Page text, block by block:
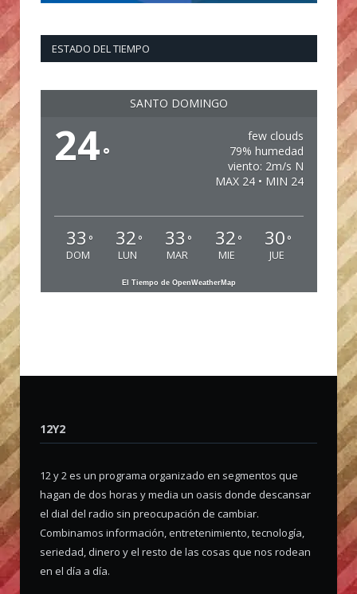
ESTADO DEL TIEMPO
SANTO DOMINGO
24°
few clouds
79% humedad
viento: 2m/s N
MAX 24 • MIN 24
33 °
DOM
32 °
LUN
33 °
MAR
32 °
MIE
30 °
JUE
El Tiempo de OpenWeatherMap
12Y2
12 y 2 es un programa organizado en segmentos que
hagan de dos horas y media un oasis donde descansar
el dial del radio sin preocupación de cambiar.
Combinamos información, entretenimiento, tecnología,
seriedad, dinero y el resto de las cosas que nos rodean
en el día a día.